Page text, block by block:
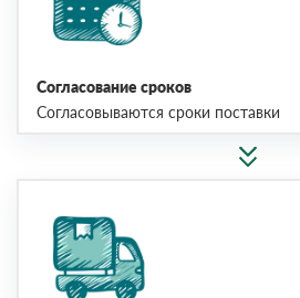
Согласование сроков
Согласовываются сроки поставки